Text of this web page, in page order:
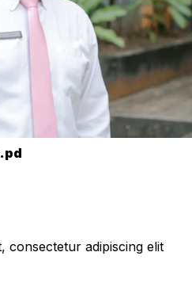
consectetur adipiscing elit